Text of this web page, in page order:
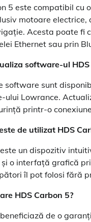
5 este compatibil cu
motoare electrice,
Acesta poate fi
Ethernet sau prin
software-ul HDS
software sunt
ului Lowrance.
printr-o
de utilizat HDS
un dispozitiv
o interfață grafică
îl pot folosi fără
HDS Carbon 5?
de o